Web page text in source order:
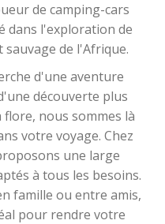
de camping-cars
dans l'exploration de
de l'Afrique.
d'une aventure
découverte plus
nous sommes là
votre voyage. Chez
une large
à tous les besoins.
famille ou entre amis,
pour rendre votre